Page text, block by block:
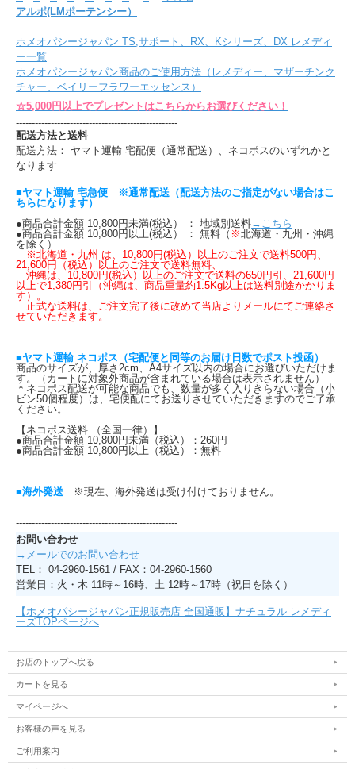
アルポ(LMポーテンシー）
ホメオパシージャパン TS,サポート、RX、Kシリーズ、DX レメディ
ー一覧
ホメオパシージャパン商品のご使用方法（レメディー、マザーチンク
チャー、ベイリーフラワーエッセンス）
☆5,000円以上でプレゼントはこちらからお選びください！
---------------------------------------------------
配送方法と送料
配送方法： ヤマト運輸 宅配便（通常配送）、ネコポスのいずれかと
なります
■ヤマト運輸 宅急便 ※通常配送（配送方法のご指定がない場合はこ
ちらになります）
●商品合計金額 10,800円未満(税込） ： 地域別送料→こちら
●商品合計金額 10,800円以上(税込） ： 無料（ ※北海道・九州・沖縄
を除く）
※北海道・九州 は、10,800円(税込）以上のご注文で送料500円、
21,600円（税込）以上のご注文で送料無料、
沖縄は、10,800円(税込）以上のご注文で送料の650円引、21,600円
以上で1,380円引（沖縄は、商品重量約1.5Kg以上は送料別途かかりま
す）。
正式な送料は、ご注文完了後に改めて当店よりメールにてご連絡さ
せていただきます。
■ヤマト運輸 ネコポス（宅配便と同等のお届け日数でポスト投函）
商品のサイズが、厚さ2cm、A4サイズ以内の場合にお選びいただけま
す。（カートに対象外商品が含まれている場合は表示されません）
＊ネコポス配送が可能な商品でも、数量が多く入りきらない場合（小
ビン50個程度）は、宅便配にてお送りさせていただきますのでご了承
ください。
【ネコポス送料 （全国一律）】
●商品合計金額 10,800円未満（税込）：260円
●商品合計金額 10,800円以上（税込）：無料
■海外発送 ※現在、海外発送は受け付けておりません。
---------------------------------------------------
お問い合わせ
→メールでのお問い合わせ
TEL： 04-2960-1561 / FAX：04-2960-1560
営業日：火・木 11時～16時、土 12時～17時（祝日を除く）
【ホメオパシージャパン正規販売店 全国通販】ナチュラル レメディ
ーズTOPページへ
お店のトップへ戻る
カートを見る
マイページへ
お客様の声を見る
ご利用案内